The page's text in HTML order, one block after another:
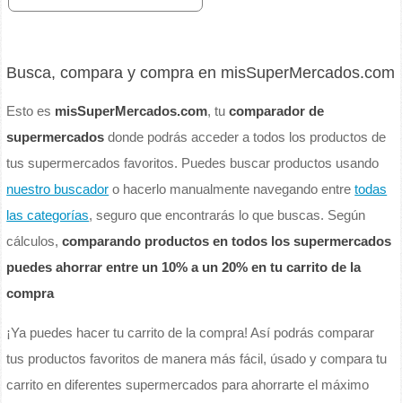
Busca, compara y compra en misSuperMercados.com
Esto es misSuperMercados.com, tucomparador de
supermercados donde podrás acceder a todos los productos de
tus supermercados favoritos. Puedes buscar productos usando
nuestro buscador o hacerlo manualmente navegando entretodas
las categorías, seguro que encontrarás lo que buscas. Según
cálculos,comparando productos en todos los supermercados
puedes ahorrar entre un 10% a un 20% en tu carrito de la
compra
¡Ya puedes hacer tu carrito de la compra! Así podrás comparar
tus productos favoritos de manera más fácil, úsado y compara tu
carrito en diferentes supermercados para ahorrarte el máximo